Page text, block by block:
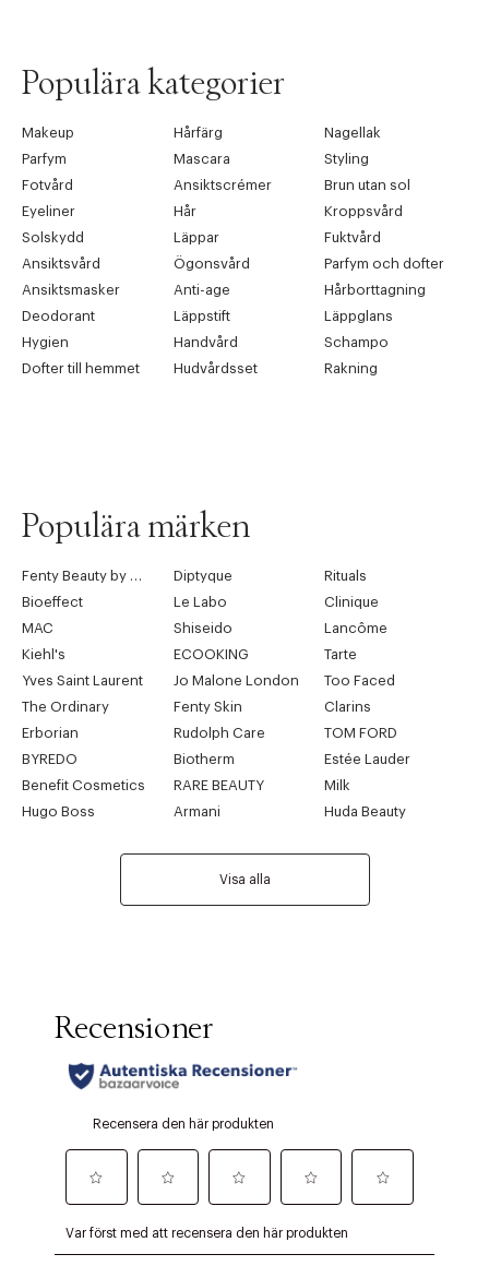
Populära kategorier
Makeup Hårfärg
Nagellak
Parfym
Mascara
Styling
Fotvård
Ansiktscrémer
Brun utan sol
Eyeliner
Hår
Kroppsvård
Solskydd
Läppar
Fuktvård
Ansiktsvård
Ögonsvård
Parfym och dofter
Ansiktsmasker
Anti-age
Hårborttagning
Deodorant
Läppstift
Läppglans
Hygien
Handvård
Schampo
Dofter till hemmet
Hudvårdsset Rakning
Populära märken
Diptyque
Rituals
Bioeffect
Le Labo
Clinique
MAC
Shiseido
Lancôme
Kiehl's
ECOOKING
Tarte
Yves Saint Laurent
Jo Malone London
Too Faced
The Ordinary
Fenty Skin
Clarins
Erborian
Rudolph Care
TOM FORD
BYREDO
Biotherm
Estée Lauder
Benefit Cosmetics
RARE BEAUTY
Milk
Hugo Boss
Armani Huda Beauty
Visa alla